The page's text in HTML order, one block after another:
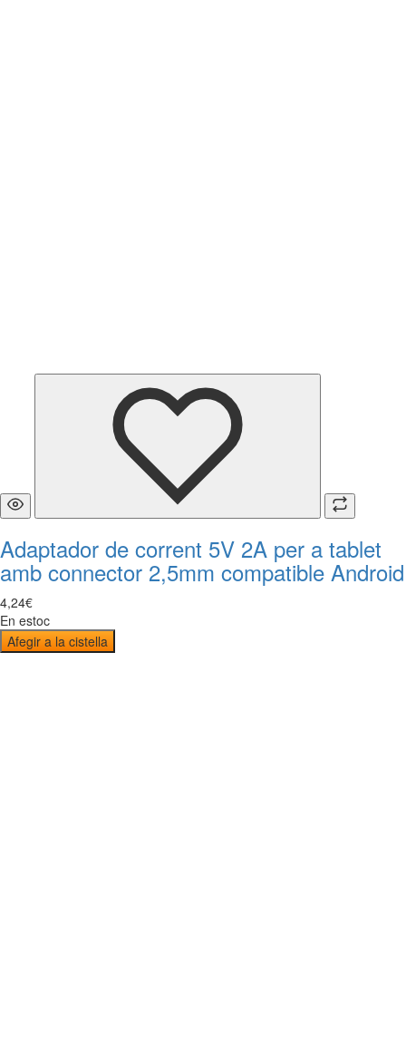
Adaptador de corrent 5V 2A per a tablet
amb connector 2,5mm compatible Android
4,24€
En estoc
Afegir a la cistella